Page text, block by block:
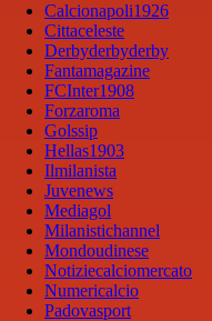
Calcionapoli1926
Cittaceleste
Derbyderbyderby
Fantamagazine
FCInter1908
Forzaroma
Golssip
Hellas1903
Ilmilanista
Juvenews
Mediagol
Milanistichannel
Mondoudinese
Notiziecalciomercato
Numericalcio
Padovasport